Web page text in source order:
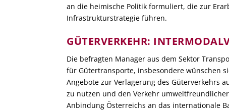
an die heimische Politik formuliert, die zur
Infrastrukturstrategie führen.
GÜTERVERKEHR:
Die befragten Manager aus dem Sektor
für Gütertransporte, insbesondere wünschen
Angebote zur Verlagerung des Güterverkehrs
zu nutzen und den Verkehr
Anbindung Österreichs an das internationale